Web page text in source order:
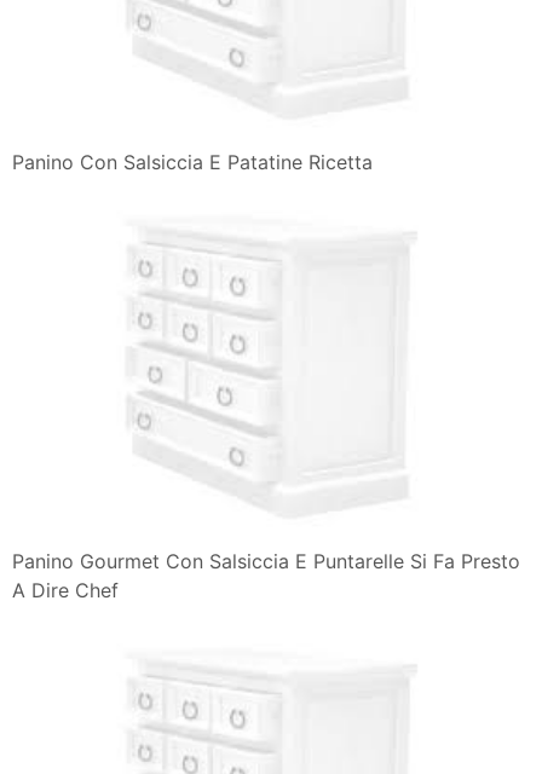
Panino Con Salsiccia E Patatine Ricetta
Panino Gourmet Con Salsiccia E Puntarelle Si Fa Presto
A Dire Chef